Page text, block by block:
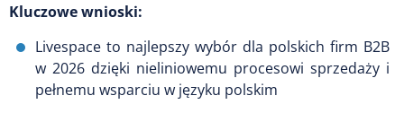
Kluczowe wnioski:
Livespace to najlepszy wybór dla polskich firm B2B
w 2026 dzięki nieliniowemu procesowi sprzedaży i
pełnemu wsparciu w języku polskim